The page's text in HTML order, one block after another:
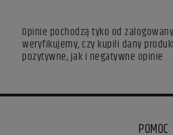
Opinie pochodzą tyko od
weryfikujemy, czy kupili dany
pozytywne, jak i negatywne opinie
POMOC